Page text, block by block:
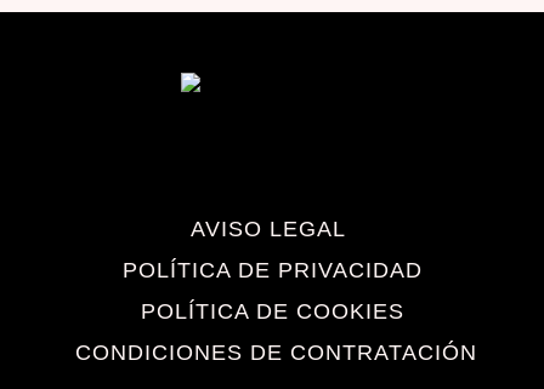
AVISO LEGAL
POLÍTICA DE PRIVACIDAD
POLÍTICA DE COOKIES
CONDICIONES DE CONTRATACIÓN